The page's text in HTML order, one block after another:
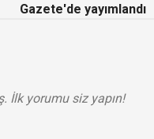
Gazete'de yayımlandı
İlk yorumu siz yapın!